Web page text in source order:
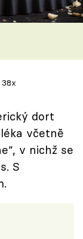
38x
dort
včetně
v nichž se
S